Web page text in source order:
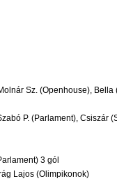
Sz. (Openhouse), Bella
P. (Parlament), Csiszár
3 gól
Lajos (Olimpikonok)